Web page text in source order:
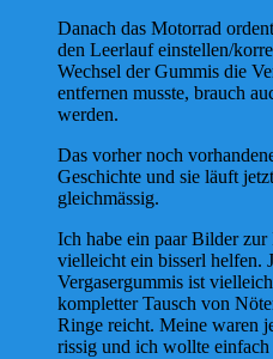
Danach das Motorrad
den Leerlauf einstellen/
Wechsel der Gummis die
entfernen musste, brauch
werden.
Das vorher noch
Geschichte und sie läuft
gleichmässig.
Ich habe ein paar Bilder
vielleicht ein bisserl helfen.
Vergasergummis ist
kompletter Tausch von
Ringe reicht. Meine waren
rissig und ich wollte